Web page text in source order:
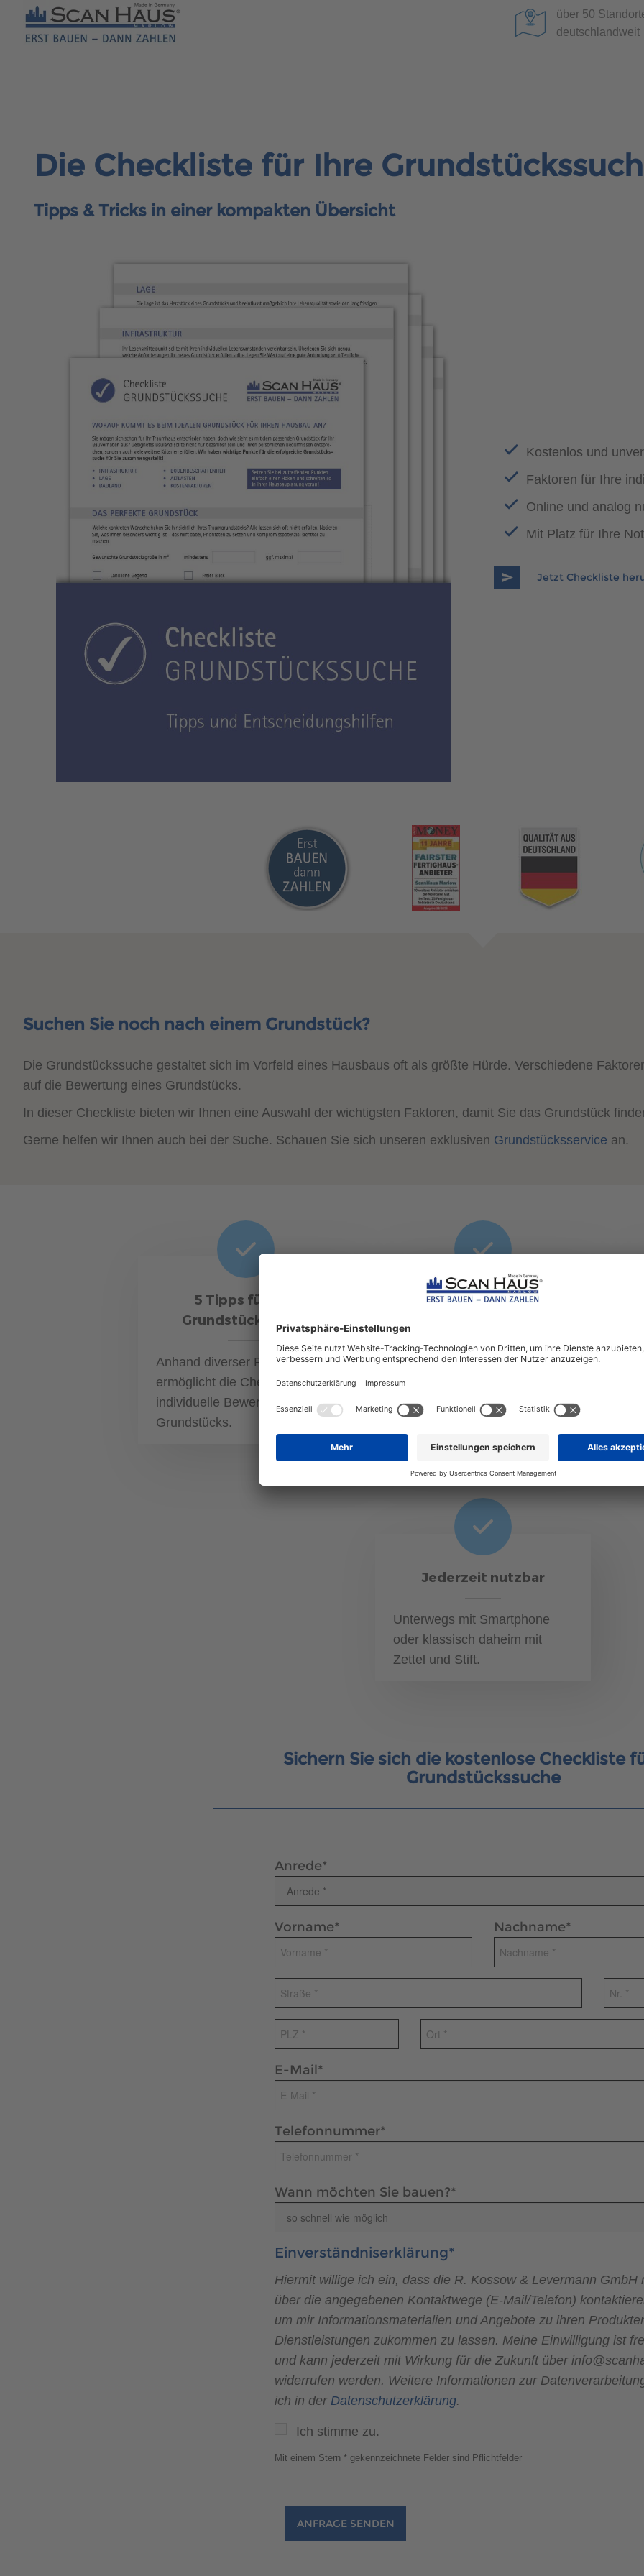
über 50
deutschlandweit
Die Checkliste für Ihre
Tipps & Tricks in einer kompakten Übersicht
Kostenlos und
Faktoren für Ihre
Online und analog
Mit Platz für Ihre
Jetzt Checkliste
Suchen Sie noch nach einem Grundstück?
Die Grundstückssuche gestaltet sich im Vorfeld eines Hausbaus oft als größte Hürde. Verschiedene
auf die Bewertung eines Grundstücks.
In dieser Checkliste bieten wir Ihnen eine Auswahl der wichtigsten Faktoren, damit Sie das Grundstück
Gerne helfen wir Ihnen auch bei der Suche. Schauen Sie sich unseren exklusiven Grundstücksservice an.
5 Tipps für Ihre
Grundstückssuche
Anhand diverser Faktoren
ermöglicht die Checkliste eine
individuelle Bewertung eines
Grundstücks.
Kompakt & übersichtlich
Sortiert nach Kategorien hält
die Checkliste alles Wichtige
fest.
Jederzeit nutzbar
Unterwegs mit Smartphone
oder klassisch daheim mit
Zettel und Stift.
Sichern Sie sich die kostenlose Checkliste
Grundstückssuche
Anrede*
Vorname* Nachname*
E-Mail*
Telefonnummer*
Wann möchten Sie bauen?*
Einverständniserklärung*
Hiermit willige ich ein, dass die R. Kossow & Levermann GmbH
über die angegebenen Kontaktwege (E-Mail/Telefon)
um mir Informationsmaterialien und Angebote zu ihren
Dienstleistungen zukommen zu lassen. Meine Einwilligung ist
und kann jederzeit mit Wirkung für die Zukunft über
widerrufen werden. Weitere Informationen zur
ich in der Datenschutzerklärung.
Ich stimme zu.
Mit einem Stern * gekennzeichnete Felder sind Pflichtfelder
ANFRAGE SENDEN